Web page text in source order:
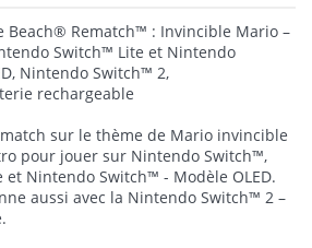
Beach® Rematch™ : Invincible Mario –
Switch™ Lite et Nintendo
Nintendo Switch™ 2,
rechargeable
sur le thème de Mario invincible
pour jouer sur Nintendo Switch™,
Nintendo Switch™ - Modèle OLED.
aussi avec la Nintendo Switch™ 2 –